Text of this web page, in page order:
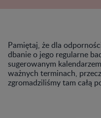
Pamiętaj, że dla
dbanie o jego regularne
sugerowanym
ważnych terminach,
zgromadziliśmy tam całą